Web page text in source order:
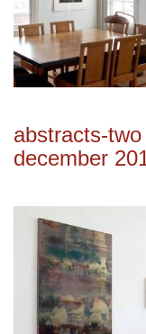
abstracts-
december